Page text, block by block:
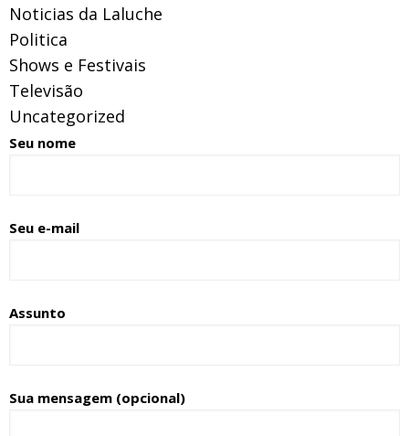
Noticias da Laluche
Politica
Shows e Festivais
Televisão
Uncategorized
Seu nome
Seu e-mail
Assunto
Sua mensagem (opcional)